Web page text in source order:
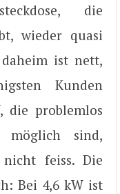
die
wieder quasi
ist nett,
Kunden
die problemlos
möglich sind,
feiss. Die
Bei 4,6 kW ist